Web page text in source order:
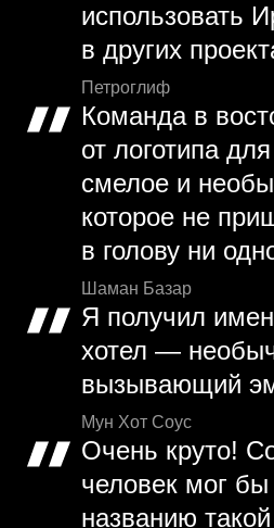
использовать
в других
Петроглиф
Команда в
от логотипа
смелое и
которое не
в голову ни
Шаман Базар
Я получил
хотел —
вызывающий
Мун Хот Соус
Очень круто!
человек мог бы
названию такой